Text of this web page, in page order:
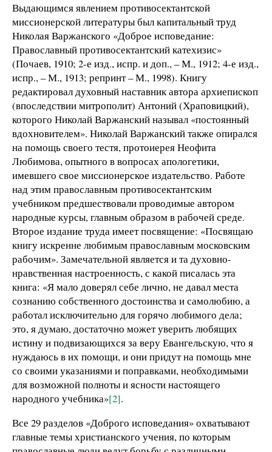
Выдающимся явлением противосектантской
миссионерской литературы был капитальный труд
Николая Варжанского «Доброе исповедание:
Православный противосектантский катехизис»
(Почаев, 1910; 2-е изд., испр. и доп., – М., 1912; 4-е изд.,
испр., – М., 1913; репринт – М., 1998). Книгу
редактировал духовный наставник автора архиепископ
(впоследствии митрополит) Антоний (Храповицкий),
которого Николай Варжанский называл «постоянный
вдохновителем». Николай Варжанский также опирался
на помощь своего тестя, протоиерея Неофита
Любимова, опытного в вопросах апологетики,
имевшего свое миссионерское издательство. Работе
над этим православным противосектантским
учебником предшествовали проводимые автором
народные курсы, главным образом в рабочей среде.
Второе издание труда имеет посвящение: «Посвящаю
книгу искренне любимым православным московским
рабочим». Замечательной является и та духовно-
нравственная настроенность, с какой писалась эта
книга: «Я мало доверял себе лично, не давал места
сознанию собственного достоинства и самолюбию, а
работал исключительно для горячо любимого дела;
это, я думаю, достаточно может уверить любящих
истину и подвизающихся за веру Евангельскую, что я
нуждаюсь в их помощи, и они придут на помощь мне
со своими указаниями и поправками, необходимыми
для возможной полноты и ясности настоящего
народного учебника»[2].
Все 29 разделов «Доброго исповедания» охватывают
главные темы христианского учения, по которым